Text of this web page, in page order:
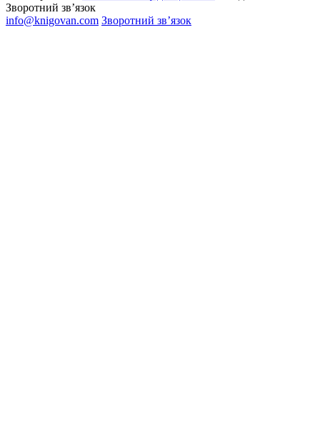
Зворотний зв’язок
info@knigovan.com Зворотний зв’язок